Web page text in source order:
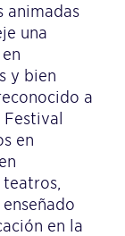
animadas
una
y bien
a
en
en la